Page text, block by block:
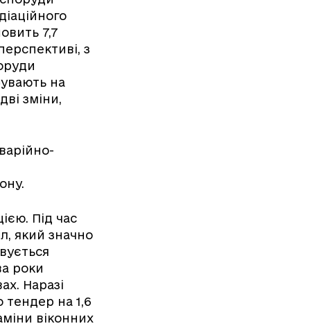
7,7
з
на
зміни,
Під час
який значно
роки
Наразі
на 1,6
віконних